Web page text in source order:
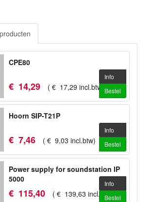
CPE80
€ 14,29 ( € 17,29 incl.btw)
Info
Bestel
Hoorn SIP-T21P
€ 7,46 ( € 9,03 incl.btw)
Info
Bestel
Power supply for soundstation IP
5000
€ 115,40 ( € 139,63 incl.btw)
Info
Bestel